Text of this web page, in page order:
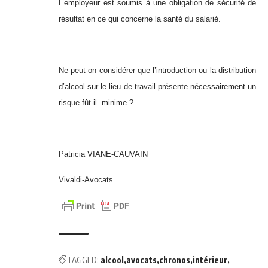
L’employeur est soumis à une obligation de sécurité de
résultat en ce qui concerne la santé du salarié.
Ne peut-on considérer que l’introduction ou la distribution
d’alcool sur le lieu de travail présente nécessairement un
risque fût-il minime ?
Patricia VIANE-CAUVAIN
Vivaldi-Avocats
TAGGED: alcool avocats chronos intérieur